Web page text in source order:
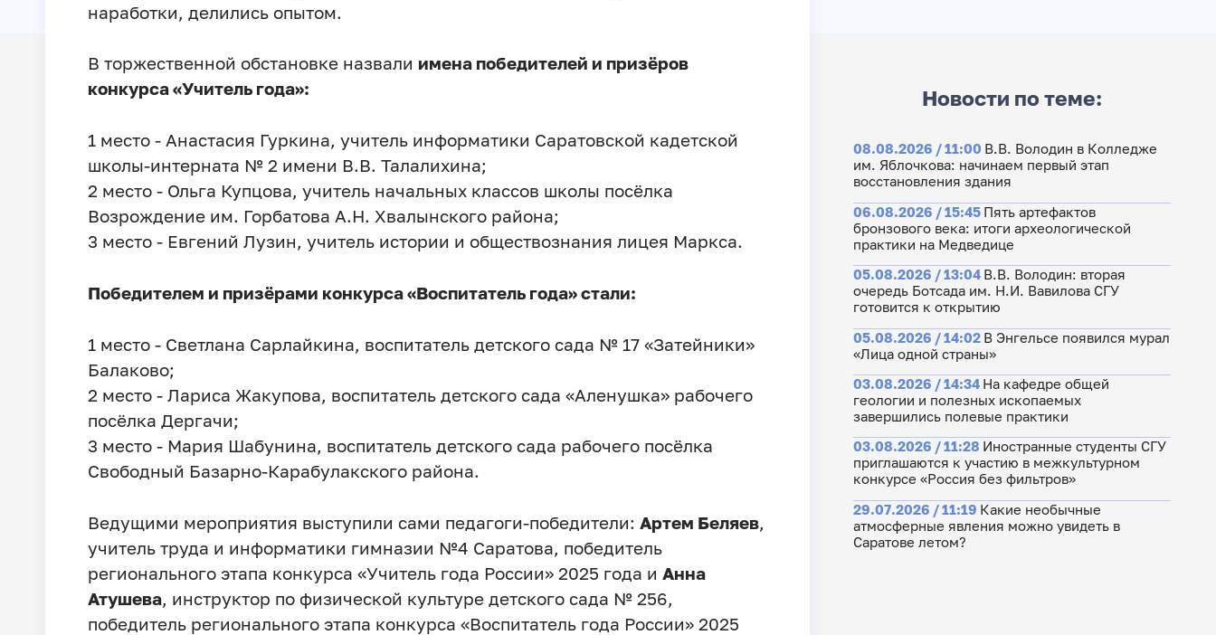
наработки, делились опытом.
В торжественной обстановке назвали имена победителей и призëров
конкурса «Учитель года»:
1 место - Анастасия Гуркина, учитель информатики Саратовской кадетской
школы-интерната № 2 имени В.В. Талалихина;
2 место - Ольга Купцова, учитель начальных классов школы посёлка
Возрождение им. Горбатова А.Н. Хвалынского района;
3 место - Евгений Лузин, учитель истории и обществознания лицея Маркса.
Победителем и призëрами конкурса «Воспитатель года» стали:
1 место - Светлана Сарлайкина, воспитатель детского сада № 17 «Затейники»
Балаково;
2 место - Лариса Жакупова, воспитатель детского сада «Аленушка» рабочего
посёлка Дергачи;
3 место - Мария Шабунина, воспитатель детского сада рабочего посёлка
Свободный Базарно-Карабулакского района.
Ведущими мероприятия выступили сами педагоги-победители: Артем Беляев,
учитель труда и информатики гимназии №4 Саратова, победитель
регионального этапа конкурса «Учитель года России» 2025 года и Анна
Атушева, инструктор по физической культуре детского сада № 256,
победитель регионального этапа конкурса «Воспитатель года России» 2025
Новости по теме:
08.08.2026 / 11:00 В.В. Володин в Колледже
им. Яблочкова: начинаем первый этап
восстановления здания
06.08.2026 / 15:45 Пять артефактов
бронзового века: итоги археологической
практики на Медведице
05.08.2026 / 13:04 В.В. Володин: вторая
очередь Ботсада им. Н.И. Вавилова СГУ
готовится к открытию
05.08.2026 / 14:02 В Энгельсе появился мурал
«Лица одной страны»
03.08.2026 / 14:34 На кафедре общей
геологии и полезных ископаемых
завершились полевые практики
03.08.2026 / 11:28 Иностранные студенты СГУ
приглашаются к участию в межкультурном
конкурсе «Россия без фильтров»
29.07.2026 / 11:19 Какие необычные
атмосферные явления можно увидеть в
Саратове летом?